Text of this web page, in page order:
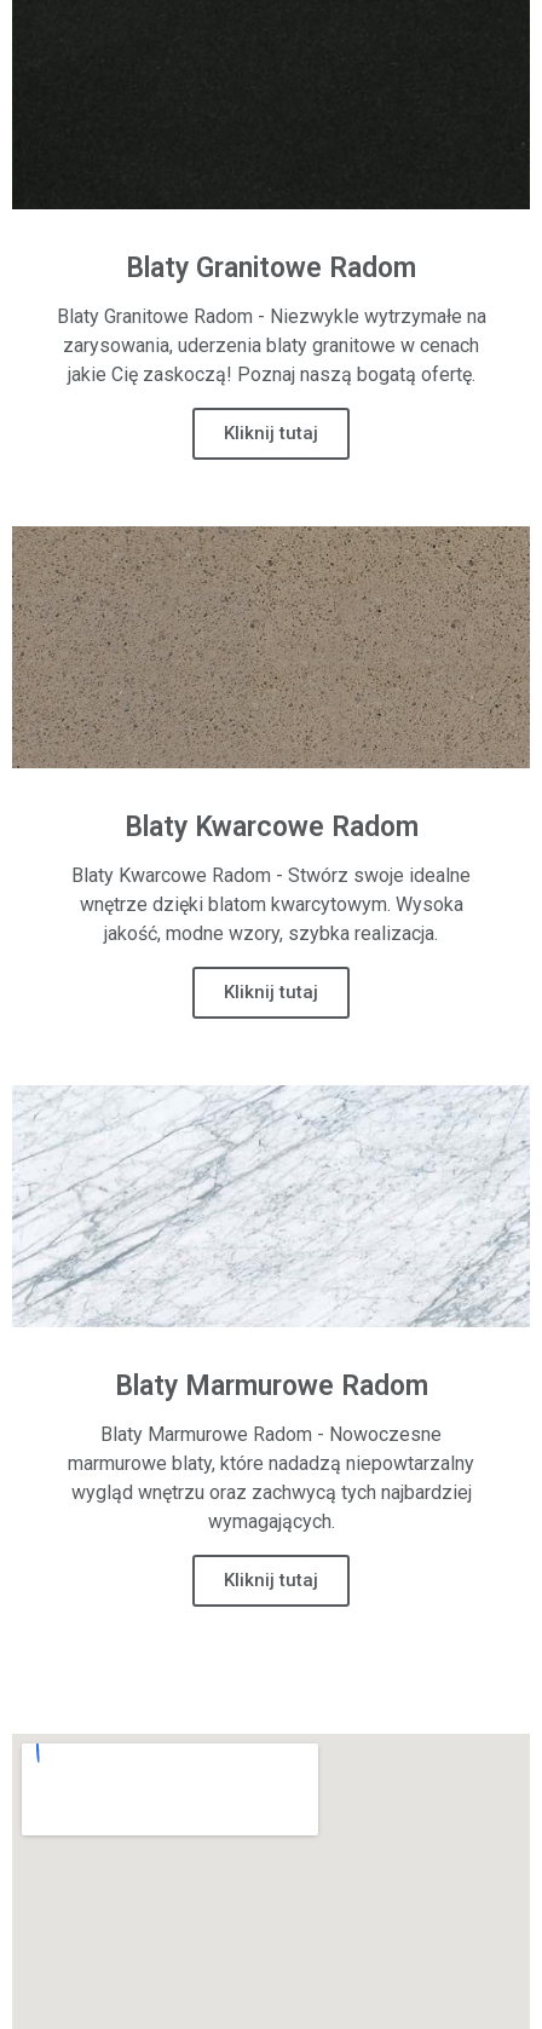
Blaty Granitowe Radom
Blaty Granitowe Radom - Niezwykle wytrzymałe na
zarysowania, uderzenia blaty granitowe w cenach
jakie Cię zaskoczą! Poznaj naszą bogatą ofertę.
Kliknij tutaj
Blaty Kwarcowe Radom
Blaty Kwarcowe Radom - Stwórz swoje idealne
wnętrze dzięki blatom kwarcytowym. Wysoka
jakość, modne wzory, szybka realizacja.
Kliknij tutaj
Blaty Marmurowe Radom
Blaty Marmurowe Radom - Nowoczesne
marmurowe blaty, które nadadzą niepowtarzalny
wygląd wnętrzu oraz zachwycą tych najbardziej
wymagających.
Kliknij tutaj